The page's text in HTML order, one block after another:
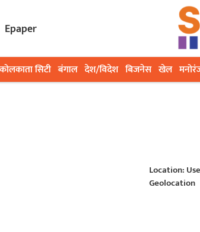
Epaper
कोलकाता सिटी बंगाल देश/विदेश बिजनेस खेल
Location:
Geolocation